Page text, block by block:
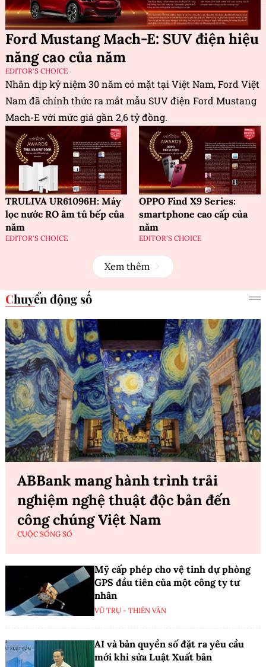
Ford Mustang Mach-E: SUV điện hiệu
năng cao của năm
EDITOR'S CHOICE
Nhân dịp kỷ niệm 30 năm có mặt tại Việt Nam, Ford Việt
Nam đã chính thức ra mắt mẫu SUV điện Ford Mustang
Mach-E với mức giá gần 2,6 tỷ đồng.
TRULIVA UR61096H: Máy
lọc nước RO âm tủ bếp của
năm
EDITOR'S CHOICE
OPPO Find X9 Series:
smartphone cao cấp của
năm
EDITOR'S CHOICE
Xem thêm
Chuyển động số
ABBank mang hành trình trải
nghiệm nghệ thuật độc bản đến
công chúng Việt Nam
CUỘC SỐNG SỐ
Mỹ cấp phép cho vệ tinh dự phòng
GPS đầu tiên của một công ty tư
nhân
VŨ TRỤ - THIÊN VĂN
AI và bản quyền số đặt ra yêu cầu
mới khi sửa Luật Xuất bản